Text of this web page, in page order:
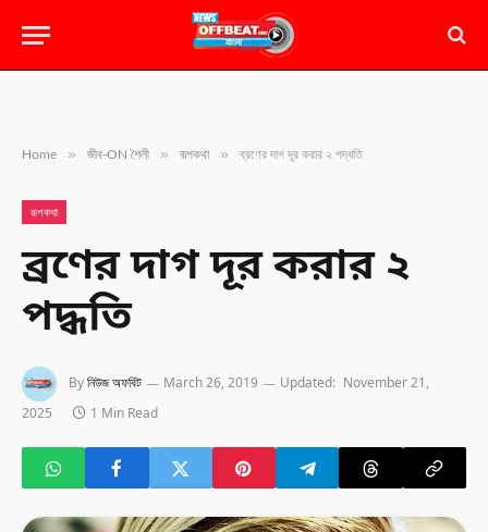
Home » জীব-ON শৈলী » রূপকথা » ব্রণের দাগ দূর করার ২ পদ্ধতি
রূপকথা
ব্রণের দাগ দূর করার ২
পদ্ধতি
Byনিউজ অফবিট March 26, 2019 Updated: November 21,
2025
1 Min Read